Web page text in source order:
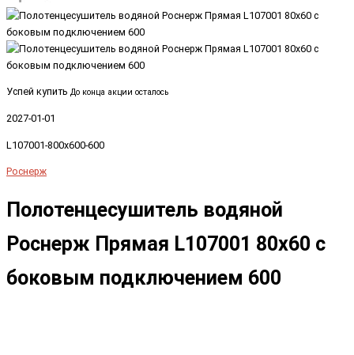
Успей купить До конца акции осталось
2027-01-01
L107001-800x600-600
Роснерж
Полотенцесушитель водяной
Роснерж Прямая L107001 80x60 с
боковым подключением 600